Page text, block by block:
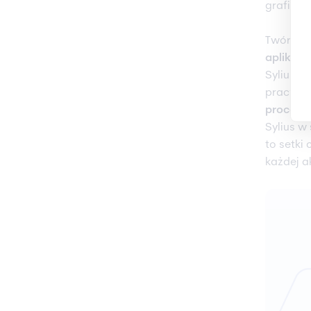
grafiką,
Twórcy
Sylius.
pracy. W
Sylius w
to setki
każdej